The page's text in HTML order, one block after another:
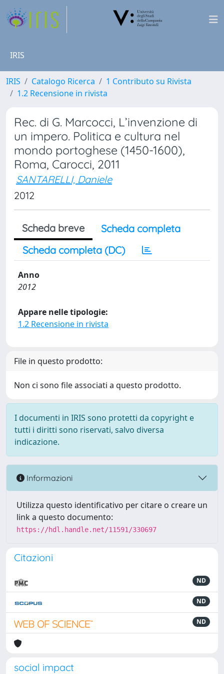
IRIS
IRIS Catalogo Ricerca
1 Contributo su Rivista
1.2 Recensione in rivista
Rec. di G. Marcocci, L’invenzione di
un impero. Politica e cultura nel
mondo portoghese (1450-1600),
Roma, Carocci, 2011
SANTARELLI, Daniele
2012
Scheda breve
Scheda completa
Scheda completa (DC)
Anno
2012
Appare nelle tipologie:
1.2 Recensione in rivista
File in questo prodotto:
Non ci sono file associati a questo prodotto.
I documenti in IRIS sono protetti da copyright e
tutti i diritti sono riservati, salvo diversa
indicazione.
Informazioni
Utilizza questo identificativo per citare o creare un
link a questo documento:
https://hdl.handle.net/11591/330697
Citazioni
ND
ND
ND
social impact